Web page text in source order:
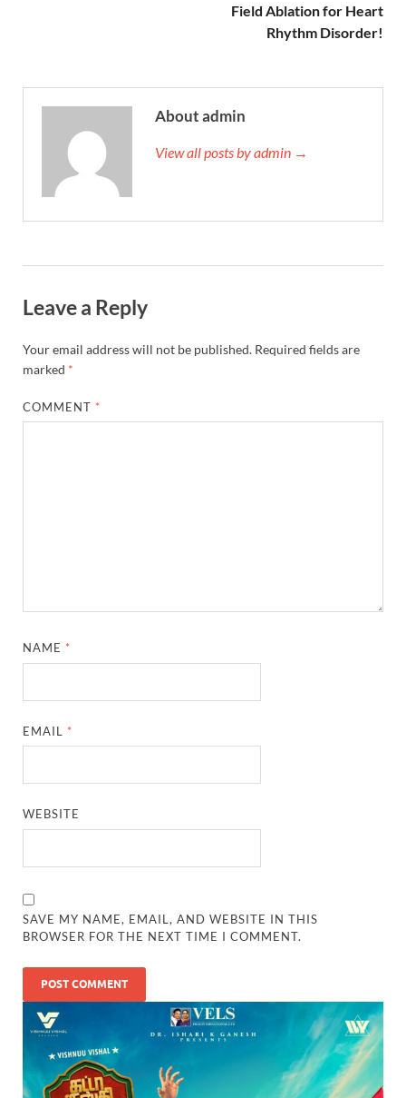
Field Ablation for Heart
Rhythm Disorder!
About admin
View all posts by admin →
Leave a Reply
Your email address will not be published. Required fields are
marked *
COMMENT *
NAME *
EMAIL *
WEBSITE
SAVE MY NAME, EMAIL, AND WEBSITE IN THIS
BROWSER FOR THE NEXT TIME I COMMENT.